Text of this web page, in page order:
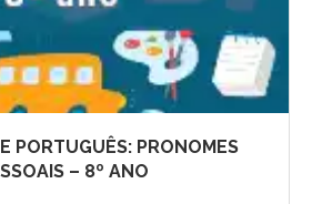
PORTUGUÊS: PRONOMES
– 8º ANO